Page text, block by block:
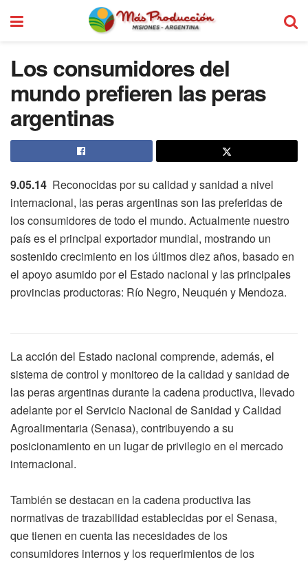
Los consumidores del
mundo prefieren las peras
argentinas
9.05.14 Reconocidas por su calidad y sanidad a nivel
internacional, las peras argentinas son las preferidas de
los consumidores de todo el mundo. Actualmente nuestro
país es el principal exportador mundial, mostrando un
sostenido crecimiento en los últimos diez años, basado en
el apoyo asumido por el Estado nacional y las principales
provincias productoras: Río Negro, Neuquén y Mendoza.
La acción del Estado nacional comprende, además, el
sistema de control y monitoreo de la calidad y sanidad de
las peras argentinas durante la cadena productiva, llevado
adelante por el Servicio Nacional de Sanidad y Calidad
Agroalimentaria (Senasa), contribuyendo a su
posicionamiento en un lugar de privilegio en el mercado
internacional.
También se destacan en la cadena productiva las
normativas de trazabilidad establecidas por el Senasa,
que tienen en cuenta las necesidades de los
consumidores internos y los requerimientos de los